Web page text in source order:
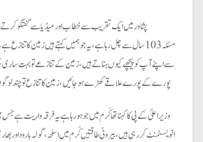
پشاور میں ایک تقریب سے خطاب اور میڈیا سے گفتگو کرتے
مسئلہ 103سال سے چل رہا ہے، یہ جو ہمیں کہتے ہیں زمین کا
سے اپنے آپ کو پیچھےکیوں ہٹاتے ہیں، زمین کے تنازعےتو بہت ساری
پورےکے پورے علاقے کھڑے ہو جائیں، زمین کا تنازع تو چند لوگوں
وزیر اعلیٰ کے پی کا کہنا تھا کُرم میں جو ہو رہا ہے یہ فرقہ واریت ہے
انویسٹمنٹ کررہی ہیں، بیرونی طاقتیں کُرم میں اسلحہ، گولہ بارود اور